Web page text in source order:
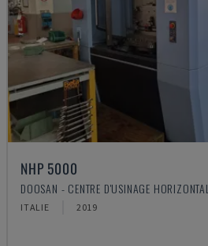
NHP 5000
DOOSAN - CENTRE D'USINAGE HORIZONTAL
ITALIE 2019